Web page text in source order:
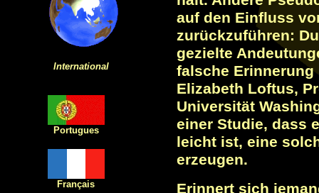
International
Portugues
Français
auf den Einfluss
zurückzuführen:
gezielte
falsche
Elizabeth Loftus,
Universität
einer Studie, dass
leicht ist, eine
erzeugen.
Erinnert sich